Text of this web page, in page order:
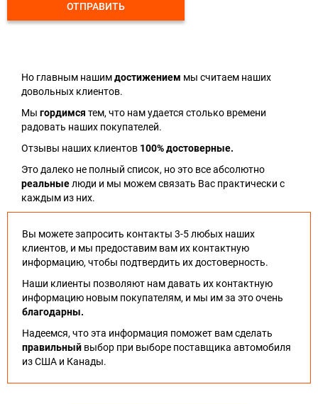
ОТПРАВИТЬ
Но главным нашимдостижением мы считаем наших
довольных клиентов.
Мы гордимся тем, что нам удается столько времени
радовать наших покупателей.
Отзывы наших клиентов 100% достоверные.
Это далеко не полный список, но это все абсолютно
реальныелюди и мы можем связать Вас практически с
каждым из них.
Вы можете запросить контакты 3-5 любых наших
клиентов, и мы предоставим вам их контактную
информацию, чтобы подтвердить их достоверность.
Наши клиенты позволяют нам давать их контактную
информацию новым покупателям, и мы им за это очень
благодарны.
Надеемся, что эта информация поможет вам сделать
правильный выбор при выборе поставщика автомобиля
из США и Канады.